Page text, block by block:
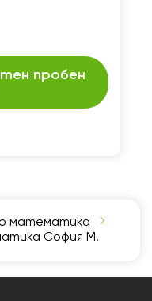
пробен
математика
София М.